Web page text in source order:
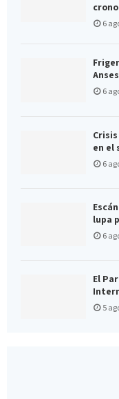
6
6
en el
6
lupa
6
El
5